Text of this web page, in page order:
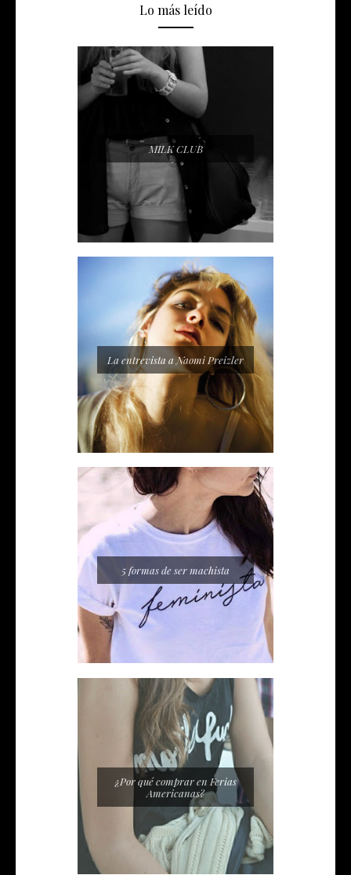
Lo más leído
MILK CLUB
La entrevista a Naomi Preizler
5 formas de ser machista
¿Por qué comprar en Ferias
Americanas?